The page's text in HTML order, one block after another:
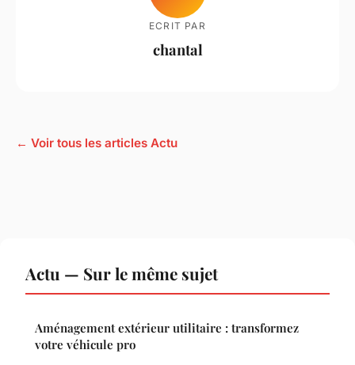
ECRIT PAR
chantal
← Voir tous les articles Actu
Actu — Sur le même sujet
Aménagement extérieur utilitaire : transformez
votre véhicule pro